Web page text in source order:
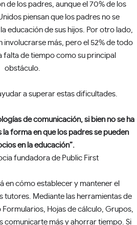
de los padres, aunque el 70% de los
piensan que los padres no se
educación de sus hijos. Por otro lado,
involucrarse más, pero el 52% de todo
falta de tiempo como su principal
obstáculo.
a superar estas dificultades.
de comunicación, si bien no se ha
forma en que los padres se pueden
en la educación”.
fundadora de Public First
en cómo establecer y mantener el
tutores. Mediante las herramientas de
Hojas de cálculo, Grupos,
comunicarte más y ahorrar tiempo. Si